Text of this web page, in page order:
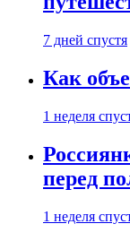
7 дней спустя
Как
1 неделя
перед
1 неделя